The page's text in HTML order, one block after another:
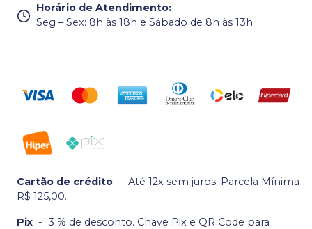
Horário de Atendimento:
Seg – Sex: 8h às 18h e Sábado de 8h às 13h
Cartão de crédito - Até 12x sem juros. Parcela Mínima
R$ 125,00.
Pix - 3 % de desconto. Chave Pix e QR Code para